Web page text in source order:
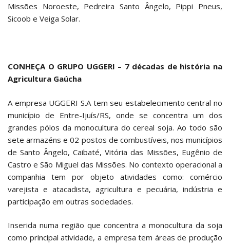
Missões Noroeste, Pedreira Santo Ângelo, Pippi Pneus,
Sicoob e Veiga Solar.
CONHEÇA O GRUPO UGGERI – 7 décadas de história na
Agricultura Gaúcha
A empresa UGGERI S.A tem seu estabelecimento central no
município de Entre-Ijuís/RS, onde se concentra um dos
grandes pólos da monocultura do cereal soja. Ao todo são
sete armazéns e 02 postos de combustíveis, nos municípios
de Santo Ângelo, Caibaté, Vitória das Missões, Eugênio de
Castro e São Miguel das Missões. No contexto operacional a
companhia tem por objeto atividades como: comércio
varejista e atacadista, agricultura e pecuária, indústria e
participação em outras sociedades.
Inserida numa região que concentra a monocultura da soja
como principal atividade, a empresa tem áreas de produção